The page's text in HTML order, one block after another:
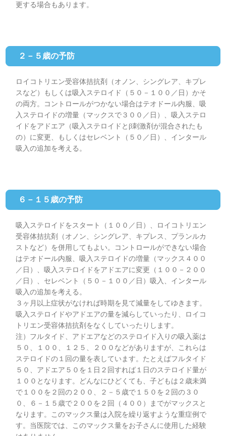
更する場合もあります。
２－５歳の予防
ロイコトリエン受容体拮抗剤（オノン、シングレア、キプレ
スなど）もしくは吸入ステロイド（５０－１００／日）かそ
の両方。コントロールがつかない場合はテオドール内服、吸
入ステロイドの増量（マックスで３００／日）、吸入ステロ
イドをアドエア（吸入ステロイドとβ刺激剤が混合されたも
の）に変更、もしくはセレベント（５０／日）、インタール
吸入の追加を考える。
６－１５歳の予防
吸入ステロイドをスタート（１００／日）、ロイコトリエン
受容体拮抗剤（オノン、シングレア、キプレス、プランルカ
ストなど）を併用してもよい。コントロールができない場合
はテオドール内服、吸入ステロイドの増量（マックス４００
／日）、吸入ステロイドをアドエアに変更（１００－２００
／日）、セレベント（５０－１００／日）吸入、インタール
吸入の追加を考える。
３ヶ月以上症状がなければ時期を見て減量をしてゆきます。
吸入ステロイドやアドエアの量を減らしていったり、ロイコ
トリエン受容体拮抗剤をなくしていったりします。
注）フルタイド、アドエアなどのステロイド入りの吸入薬は
５０、１００、１２５、２００などがありますが、これらは
ステロイドの１回の量を表しています。たとえばフルタイド
５０、アドエア５０を１日２回すれば１日のステロイド量が
１００となります。どんなにひどくても、子どもは２歳未満
で１００を２回の２００、２－５歳で１５０を２回の３０
０、６－１５歳で２００を２回（４００）までがマックスと
なります。このマックス量は入院を繰り返すような重症例で
す。当医院では、このマックス量をお子さんに使用した経験